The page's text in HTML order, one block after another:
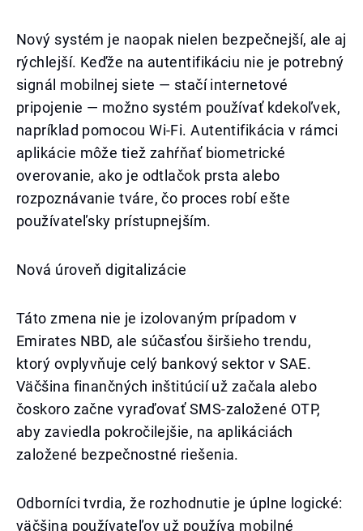
Nový systém je naopak nielen bezpečnejší, ale aj
rýchlejší. Keďže na autentifikáciu nie je potrebný
signál mobilnej siete — stačí internetové
pripojenie — možno systém používať kdekoľvek,
napríklad pomocou Wi-Fi. Autentifikácia v rámci
aplikácie môže tiež zahŕňať biometrické
overovanie, ako je odtlačok prsta alebo
rozpoznávanie tváre, čo proces robí ešte
používateľsky prístupnejším.
Nová úroveň digitalizácie
Táto zmena nie je izolovaným prípadom v
Emirates NBD, ale súčasťou širšieho trendu,
ktorý ovplyvňuje celý bankový sektor v SAE.
Väčšina finančných inštitúcií už začala alebo
čoskoro začne vyraďovať SMS-založené OTP,
aby zaviedla pokročilejšie, na aplikáciách
založené bezpečnostné riešenia.
Odborníci tvrdia, že rozhodnutie je úplne logické:
väčšina používateľov už používa mobilné